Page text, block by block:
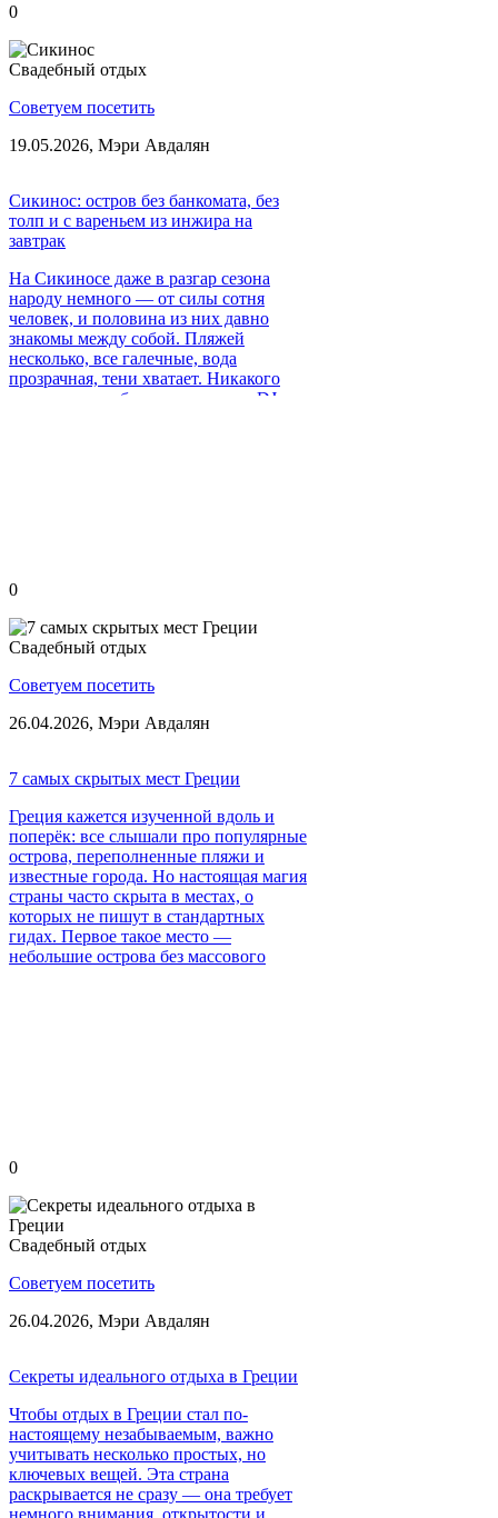
0
Свадебный отдых
Советуем посетить
19.05.2026, Мэри Авдалян
Сикинос: остров без банкомата, без
толп и с вареньем из инжира на
завтрак
На Сикиносе даже в разгар сезона
народу немного — от силы сотня
человек, и половина из них давно
знакомы между собой. Пляжей
несколько, все галечные, вода
прозрачная, тени хватает. Никакого
шезлонгового бизнеса, никаких DJ-
0
Свадебный отдых
Советуем посетить
26.04.2026, Мэри Авдалян
7 самых скрытых мест Греции
Греция кажется изученной вдоль и
поперёк: все слышали про популярные
острова, переполненные пляжи и
известные города. Но настоящая магия
страны часто скрыта в местах, о
которых не пишут в стандартных
гидах. Первое такое место —
небольшие острова без массового
0
Свадебный отдых
Советуем посетить
26.04.2026, Мэри Авдалян
Секреты идеального отдыха в Греции
Чтобы отдых в Греции стал по-
настоящему незабываемым, важно
учитывать несколько простых, но
ключевых вещей. Эта страна
раскрывается не сразу — она требует
немного внимания, открытости и